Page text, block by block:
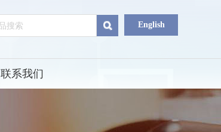
English
联系我们